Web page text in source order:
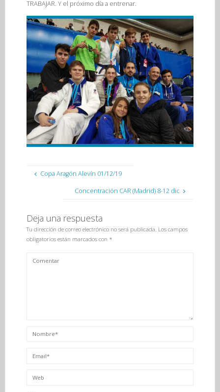
TRABAJAR. Y el próximo día a entrenar.
Copa Aragón Alevín 01/12/19
Concentración CAR (Madrid) 8-12 dic
Deja una respuesta
Tu dirección de correo electrónico no será publicada. Los campos
obligatorios están marcados con *